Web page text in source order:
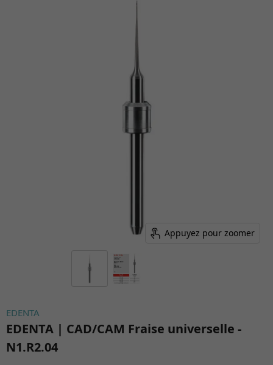
Appuyez pour zoomer
EDENTA
EDENTA | CAD/CAM Fraise universelle -
N1.R2.04